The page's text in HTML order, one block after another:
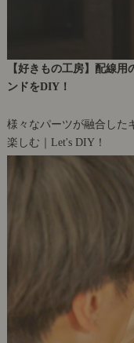
【好きもの工房】配線
ンドをDIY！
様々なパーツが融合した
楽しむ｜Let's DIY！